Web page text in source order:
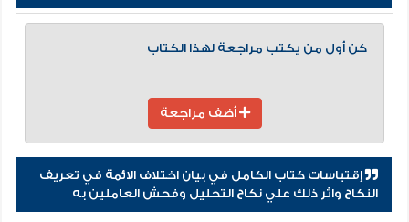
كن أول من يكتب مراجعة لهذا الكتاب
أضف مراجعة
إقتباسات كتاب الكامل في بيان اختلاف الائمة في تعريف
النكاح واثر ذلك علي نكاح التحليل وفحش العاملين به